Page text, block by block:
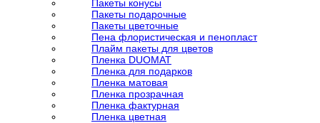
Пакеты конусы
Пакеты подарочные
Пакеты цветочные
Пена флористическая и пенопласт
Плайм пакеты для цветов
Пленка DUOMAT
Пленка для подарков
Пленка матовая
Пленка прозрачная
Пленка фактурная
Пленка цветная